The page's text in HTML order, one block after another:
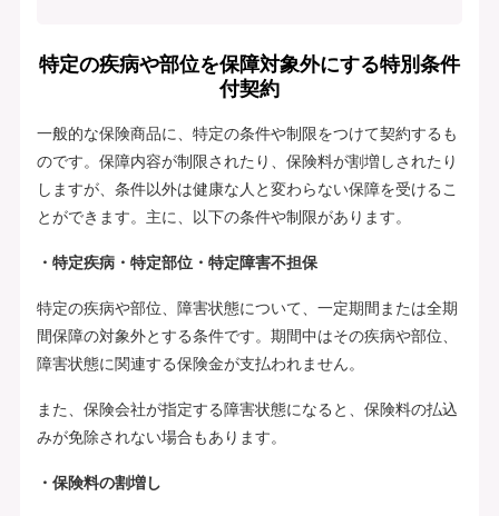
特定の疾病や部位を保障対象外にする特別条件
付契約
一般的な保険商品に、特定の条件や制限をつけて契約するも
のです。保障内容が制限されたり、保険料が割増しされたり
しますが、条件以外は健康な人と変わらない保障を受けるこ
とができます。主に、以下の条件や制限があります。
・特定疾病・特定部位・特定障害不担保
特定の疾病や部位、障害状態について、一定期間または全期
間保障の対象外とする条件です。期間中はその疾病や部位、
障害状態に関連する保険金が支払われません。
また、保険会社が指定する障害状態になると、保険料の払込
みが免除されない場合もあります。
・保険料の割増し